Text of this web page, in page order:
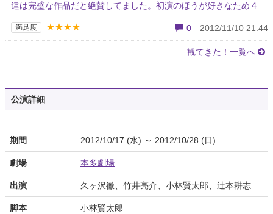
達は完璧な作品だと絶賛してました。初演のほうが好きなため４
満足度 ★★★★ 0 2012/11/10 21:44
観てきた！一覧へ
公演詳細
期間 2012/10/17 (水) ～ 2012/10/28 (日)
劇場 本多劇場
出演 久ヶ沢徹、竹井亮介、小林賢太郎、辻本耕志
脚本 小林賢太郎